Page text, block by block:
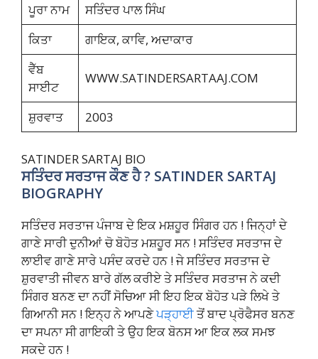
ਪੂਰਾ ਨਾਮ
ਸਤਿੰਦਰ ਪਾਲ ਸਿੰਘ
ਕਿਤਾ
ਗਾਇਕ, ਕਾਵਿ, ਅਦਾਕਾਰ
ਵੈੱਬ
ਸਾਈਟ
WWW.SATINDERSARTAAJ.COM
ਸ਼ੁਰਵਾਤ 2003
SATINDER SARTAJ BIO
ਸਤਿੰਦਰ ਸਰਤਾਜ ਕੌਣ ਹੈ? SATINDER SARTAJ
BIOGRAPHY
ਸਤਿੰਦਰ ਸਰਤਾਜ ਪੰਜਾਬ ਦੇ ਇਕ ਮਸ਼ਹੂਰ ਸਿੰਗਰ ਹਨ ! ਜਿਨ੍ਹਾਂ ਦੇ
ਗਾਣੇ ਸਾਰੀ ਦੁਨੀਆਂ ਚੋ ਬੋਹੋਤ ਮਸ਼ਹੂਰ ਸਨ ! ਸਤਿੰਦਰ ਸਰਤਾਜ ਦੇ
ਲਾਈਵ ਗਾਣੇ ਸਾਰੇ ਪਸੰਦ ਕਰਦੇ ਹਨ ! ਜੇ ਸਤਿੰਦਰ ਸਰਤਾਜ ਦੇ
ਸ਼ੁਰਵਾਤੀ ਜੀਵਨ ਬਾਰੇ ਗੱਲ ਕਰੀਏ ਤੇ ਸਤਿੰਦਰ ਸਰਤਾਜ ਨੇ ਕਦੀ
ਸਿੰਗਰ ਬਨਣ ਦਾ ਨਹੀਂ ਸੋਚਿਆ ਸੀ ਇਹ ਇਕ ਬੋਹੋਤ ਪੜੇ ਲਿਖੇ ਤੇ
ਗਿਆਨੀ ਸਨ ! ਇਨ੍ਹ ਨੇ ਆਪਣੇਪੜ੍ਹਾਈਤੋਂ ਬਾਦ ਪ੍ਰੋਫੈਸਰ ਬਨਣ
ਦਾ ਸਪਨਾ ਸੀ ਗਾਇਕੀ ਤੇ ਉਹ ਇਕ ਬੋਨਸ ਆ ਇਕ ਲਕ ਸਮਝ
ਸਕਦੇ ਹਨ !